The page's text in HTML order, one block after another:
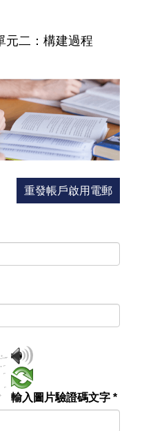
元二：構建過程
重發帳戶啟用電郵
輸入圖片驗證碼文字 *